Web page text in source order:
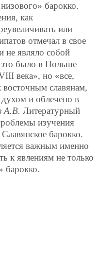
барокко.
как
или
отмечал в свое
не являло собой
было в Польше
века», но «все,
славянам,
и облечено в
А.В. Литературный
изучения
барокко.
важным именно
к явлениям не только
барокко.